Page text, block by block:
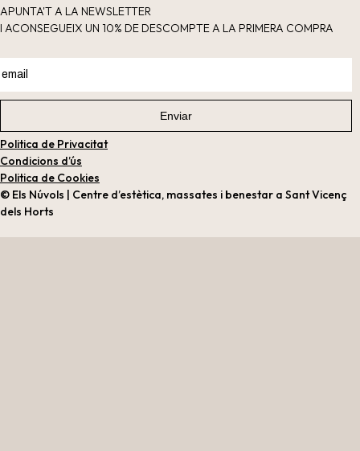
APUNTA'T A LA NEWSLETTER
I ACONSEGUEIX UN 10% DE DESCOMPTE A LA PRIMERA COMPRA
Politica de Privacitat
Condicions d’ús
Politica de Cookies
© Els Núvols | Centre d’estètica, massates i benestar a Sant Vicenç
dels Horts